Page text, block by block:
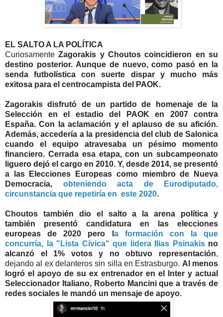
EL SALTO A LA POLÍTICA
CuriosamenteZagorakis y Choutos coincidieron en su
destino posterior. Aunque de nuevo, como pasó en la
senda futbolística con suerte dispar y mucho más
exitosa para el centrocampista del PAOK.
Zagorakis disfrutó de un partido de homenaje de la
Selección en el estadio del PAOK en 2007 contra
España. Con la aclamación y el aplauso de su afición.
Además, accedería a la presidencia del club de Salonica
cuando el equipo atravesaba un pésimo momento
financiero. Cerrada esa etapa, con un subcampeonato
liguero dejó el cargo en 2010. Y, desde 2014, se presentó
a las Elecciones Europeas como miembro de Nueva
Democracia, obteniendo acta de Eurodiputado,
circunstancia que repetiría en este 2020.
Choutos también dio el salto a la arena política y
también presentó candidatura en las elecciones
europeas de 2020 pero l a formación con la que
concurría, la "Lista Cívica" que lidera Ilias Psinakisno
alcanzó el 1% votos y no obtuvo representación,
dejando al ex delanteros sin silla en Estrasburgo. Al menos
logró el apoyo de su ex entrenador en el Inter y actual
Seleccionador Italiano, Roberto Mancini que a través de
redes sociales le mandó un mensaje de apoyo.